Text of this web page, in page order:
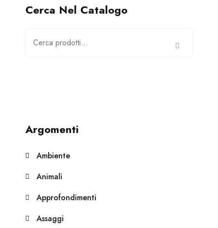
Cerca Nel Catalogo
Argomenti
Ambiente
Animali
Approfondimenti
Assaggi